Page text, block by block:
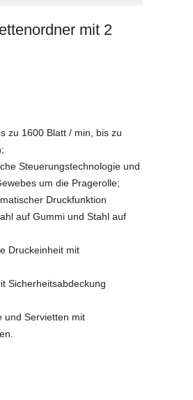
mit 2
zu 1600 Blatt / min, bis zu
Steuerungstechnologie und
um die Pragerolle;
Druckfunktion
auf Gummi und Stahl auf
Druckeinheit mit
Sicherheitsabdeckung
und Servietten mit